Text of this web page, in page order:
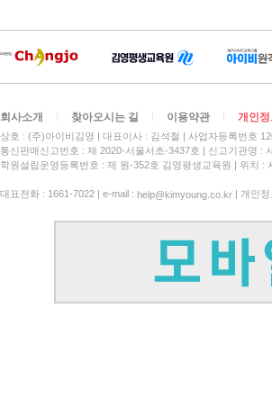
회사소개 찾아오시는 길 이용약관 개인정
상호 : (주)아이비김영 대표이사 : 김석철 사업자등록번호
통신판매신고번호 : 제 2020-서울서초-3437호
신고기관명 :
학원설립운영등록번호 : 제 원-352호 김영평생교육원 | 위치
대표전화 : 1661-7022 | e-mail : help@kimyoung.co.kr | 개인